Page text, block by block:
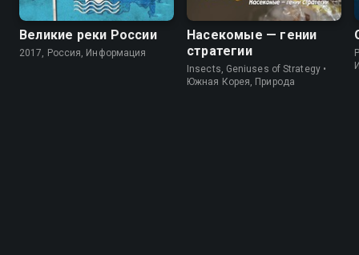
Великие реки России
2017, Россия, Информация
Насекомые — гении
стратегии
Insects, Geniuses of Strategy •
Южная Корея, Природа